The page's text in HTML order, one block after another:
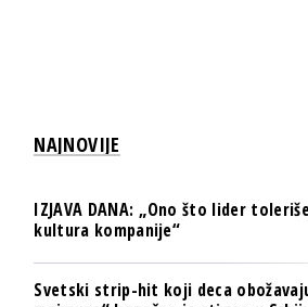
NAJNOVIJE
IZJAVA DANA: „Ono što lider
kultura kompanije“
Svetski strip-hit koji deca